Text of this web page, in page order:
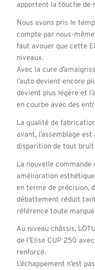
apportent la touche de
Nous avons pris le
compte par nous-
faut avouer que cette
niveaux.
Avec la cure
l’auto devient encore
devient plus légère et
en courbe avec des
La qualité de
avant, l’assemblage
disparition de tout
La nouvelle commande
amélioration
en terme de précision,
débattement réduit
référence toute
Au niveau châssis,
de l’Elise CUP 250
renforcé.
L’échappement n’est